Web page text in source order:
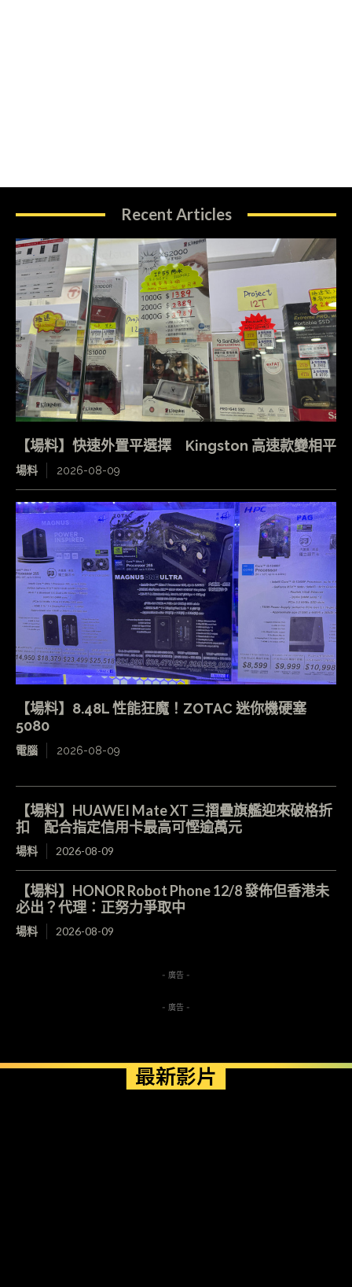
Recent Articles
【場料】快速外置平選擇 Kingston 高速款變相平
場料 2026-08-09
【場料】8.48L 性能狂魔！ZOTAC 迷你機硬塞
5080
電腦 2026-08-09
【場料】HUAWEI Mate XT 三摺疊旗艦迎來破格折
扣 配合指定信用卡最高可慳逾萬元
場料 2026-08-09
【場料】HONOR Robot Phone 12/8 發佈但香港未
必出？代理：正努力爭取中
場料 2026-08-09
- 廣告 -
- 廣告 -
最新影片